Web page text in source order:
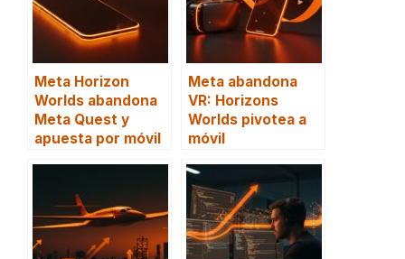
Meta Horizon
Worlds abandona
Meta Quest y
apuesta por móvil
Meta abandona
VR: Horizons
Worlds pivotea a
móvil